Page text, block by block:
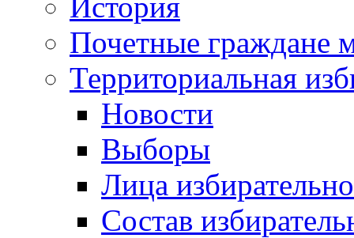
Почетные граждане
Территориальная
Новости
Выборы
Лица
Состав